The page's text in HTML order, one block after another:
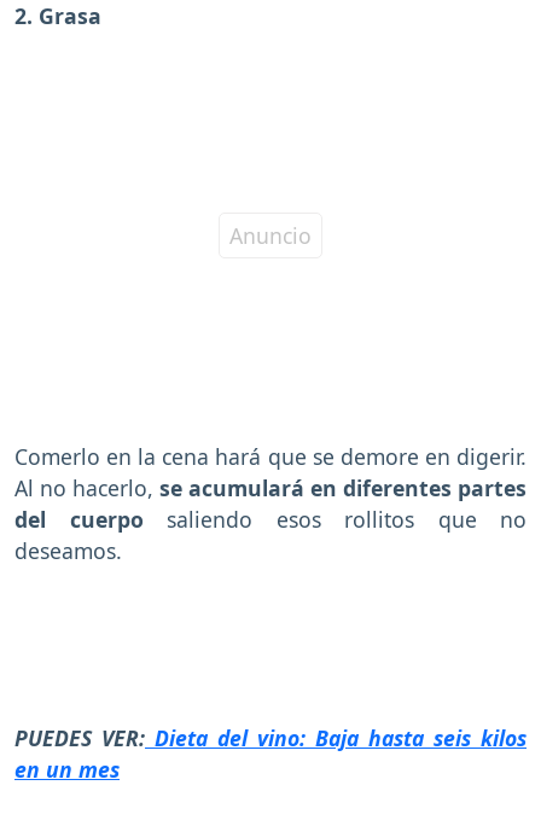
2. Grasa
Comerlo en la cena hará que se demore en digerir.
Al no hacerlo, se acumulará en diferentes partes
del cuerpo saliendo esos rollitos que no
deseamos.
PUEDES VER: Dieta del vino: Baja hasta seis kilos
en un mes